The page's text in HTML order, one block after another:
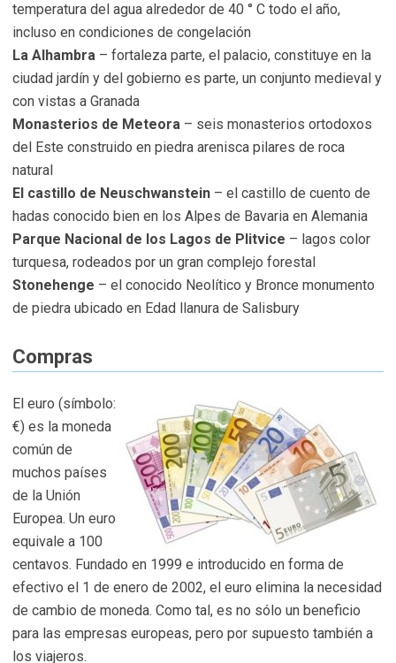
temperatura del agua alrededor de 40 ° C todo el año,
incluso en condiciones de congelación
La Alhambra – fortaleza parte, el palacio, constituye en la
ciudad jardín y del gobierno es parte, un conjunto medieval y
con vistas a Granada
Monasterios de Meteora – seis monasterios ortodoxos
del Este construido en piedra arenisca pilares de roca
natural
El castillo de Neuschwanstein – el castillo de cuento de
hadas conocido bien en los Alpes de Bavaria en Alemania
Parque Nacional de los Lagos de Plitvice – lagos color
turquesa, rodeados por un gran complejo forestal
Stonehenge – el conocido Neolítico y Bronce monumento
de piedra ubicado en Edad llanura de Salisbury
Compras
El euro (símbolo:
€) es la moneda
común de
muchos países
de la Unión
Europea. Un euro
equivale a 100
centavos. Fundado en 1999 e introducido en forma de
efectivo el 1 de enero de 2002, el euro elimina la necesidad
de cambio de moneda. Como tal, es no sólo un beneficio
para las empresas europeas, pero por supuesto también a
los viajeros.